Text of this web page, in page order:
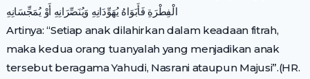
الْفِطْرَةِ فَأَبَوَاهُ يُهَوِّدَانِهِ وَيُنَصِّرَانِهِ أَوْ يُمَجِّسَانِهِ
Artinya: “Setiap anak dilahirkan dalam keadaan fitrah,
maka kedua orang tuanyalah yang menjadikan anak
tersebut beragama Yahudi, Nasrani ataupun Majusi”.(HR.